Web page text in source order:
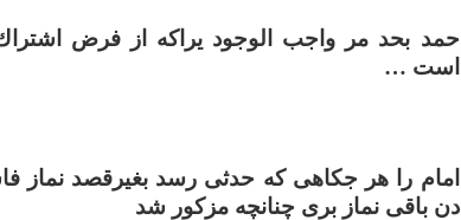
حمد بحد مر واجب الوجود يراكه از فرض اشتراك
است …
امام را هر جكاهى كه حدثى رسد بغيرقصد نماز
دن باقى نماز برى چنانچه مزكور شد